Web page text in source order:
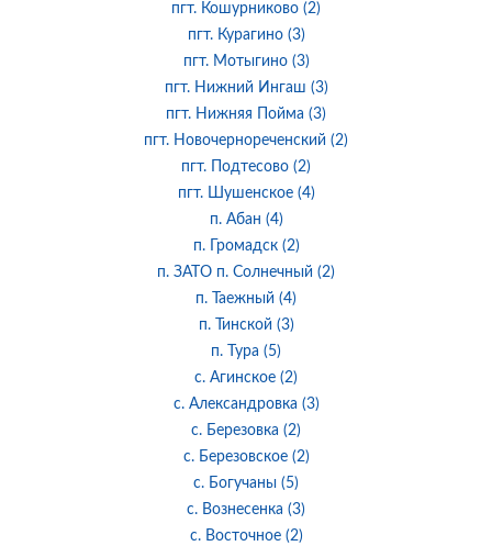
пгт. Кошурниково (2)
пгт. Курагино (3)
пгт. Мотыгино (3)
пгт. Нижний Ингаш (3)
пгт. Нижняя Пойма (3)
пгт. Новочернореченский (2)
пгт. Подтесово (2)
пгт. Шушенское (4)
п. Абан (4)
п. Громадск (2)
п. ЗАТО п. Солнечный (2)
п. Таежный (4)
п. Тинской (3)
п. Тура (5)
с. Агинское (2)
с. Александровка (3)
с. Березовка (2)
с. Березовское (2)
с. Богучаны (5)
с. Вознесенка (3)
с. Восточное (2)